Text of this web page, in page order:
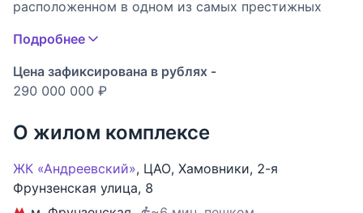
расположенном в одном из самых престижных
Функциональная планировка включает просторную
кухню-гостиную, мастер-спальню с собственной
детские спальни, кабинет, санузел с душевой
кабиной, постирочную и дополнительные системы
хранения.
Интерьер выполнен в современном стиле с
Подробнее
Цена зафиксирована в рублях -
290 000 000 ₽
О жилом комплексе
ЖК «Андреевский», ЦАО, Хамовники, 2-я
Фрунзенская улица, 8